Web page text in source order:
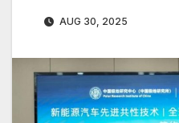
AUG 30, 2025